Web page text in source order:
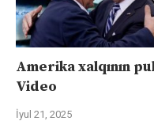
Amerika xalqının
Video
İyul 21, 2025